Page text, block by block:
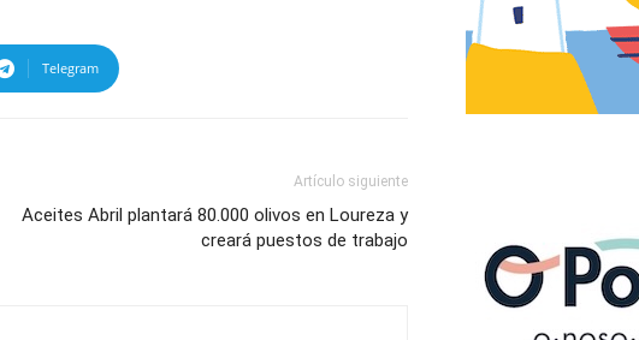
Telegram
Artículo siguiente
Aceites Abril plantará 80.000 olivos en Loureza y
creará puestos de trabajo